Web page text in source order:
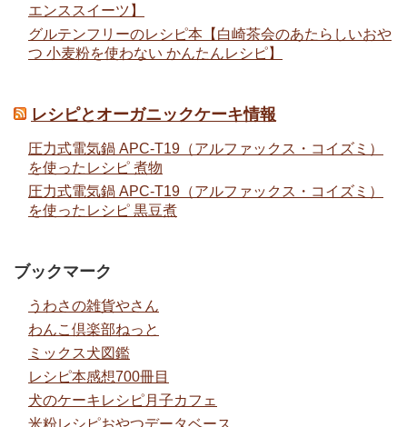
エンススイーツ】
グルテンフリーのレシピ本【白崎茶会のあたらしいおや
つ 小麦粉を使わない かんたんレシピ】
レシピとオーガニックケーキ情報
圧力式電気鍋 APC-T19（アルファックス・コイズミ）
を使ったレシピ 煮物
圧力式電気鍋 APC-T19（アルファックス・コイズミ）
を使ったレシピ 黒豆煮
ブックマーク
うわさの雑貨やさん
わんこ倶楽部ねっと
ミックス犬図鑑
レシピ本感想700冊目
犬のケーキレシピ月子カフェ
米粉レシピおやつデータベース